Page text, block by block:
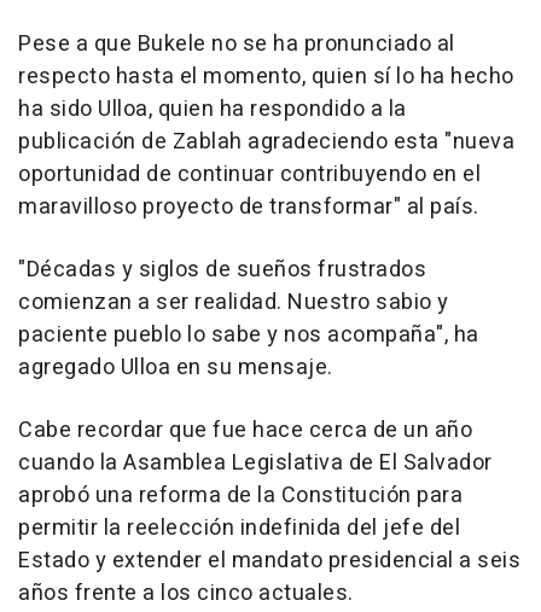
Pese a que Bukele no se ha pronunciado al
respecto hasta el momento, quien sí lo ha hecho
ha sido Ulloa, quien ha respondido a la
publicación de Zablah agradeciendo esta "nueva
oportunidad de continuar contribuyendo en el
maravilloso proyecto de transformar" al país.
"Décadas y siglos de sueños frustrados
comienzan a ser realidad. Nuestro sabio y
paciente pueblo lo sabe y nos acompaña", ha
agregado Ulloa en su mensaje.
Cabe recordar que fue hace cerca de un año
cuando la Asamblea Legislativa de El Salvador
aprobó una reforma de la Constitución para
permitir la reelección indefinida del jefe del
Estado y extender el mandato presidencial a seis
años frente a los cinco actuales.